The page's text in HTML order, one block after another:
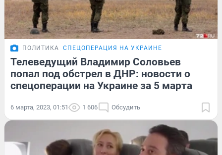
ПОЛИТИКА СПЕЦОПЕРАЦИЯ НА УКРАИНЕ
Телеведущий Владимир Соловьев
попал под обстрел в ДНР: новости о
спецоперации на Украине за 5 марта
6 марта, 2023, 01:51 1 606 Обсудить